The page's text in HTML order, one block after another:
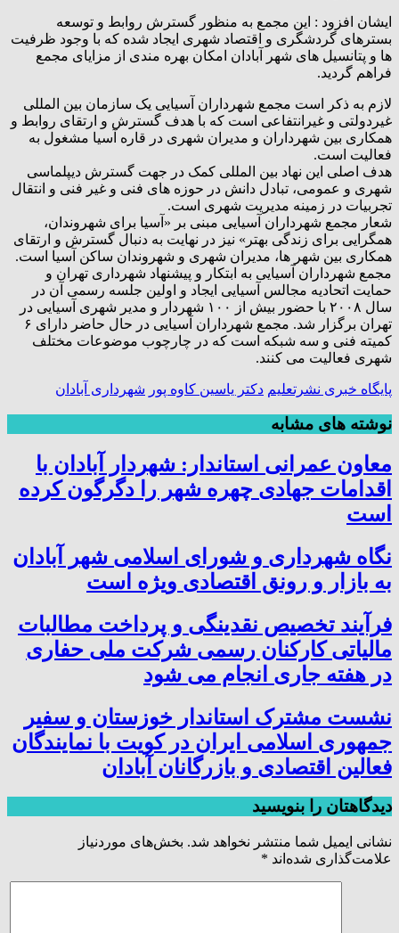
ایشان افزود : این مجمع به منظور گسترش روابط و‌ توسعه
بسترهای گردشگری و اقتصاد شهری ایجاد شده که با وجود ظرفیت
ها و پتانسیل های شهر آبادان امکان بهره مندی از مزایای مجمع
فراهم گردید.
لازم به ذکر است مجمع شهرداران آسیایی یک سازمان بین المللی
غیردولتی و غیرانتفاعی است که با هدف گسترش و ارتقای روابط و
همکاری بین شهرداران و مدیران شهری در قاره آسیا مشغول به
فعالیت است.
هدف اصلی این نهاد بین المللی کمک در جهت گسترش دیپلماسی
شهری و عمومی، تبادل دانش در حوزه های فنی و غیر فنی و انتقال
تجربیات در زمینه مدیریت شهری است.
شعار مجمع شهرداران آسیایی مبنی بر «آسیا برای شهروندان،
همگرایی برای زندگی بهتر» نیز در نهایت به دنبال گسترش و ارتقای
همکاری بین شهر ها، مدیران شهری و شهروندان ساکن آسیا است.
مجمع شهرداران آسیایی به ابتکار و پیشنهاد شهرداری تهران و
حمایت اتحادیه مجالس آسیایی ایجاد و اولین جلسه رسمی آن در
سال ۲۰۰۸ با حضور بیش از ۱۰۰ شهردار و مدیر شهری آسیایی در
تهران برگزار شد. مجمع شهرداران آسیایی در حال حاضر دارای ۶
کمیته فنی و سه شبکه است که در چارچوب موضوعات مختلف
شهری فعالیت می کنند.
پایگاه خبری نشرتعلیم دکتر یاسین کاوه پور شهرداری آبادان
نوشته های مشابه
معاون عمرانی استاندار: شهردار آبادان با
اقدامات جهادی چهره شهر را دگرگون کرده
است
نگاه شهرداری و شورای اسلامی شهر آبادان
به بازار و رونق اقتصادی ویژه است
فرآیند تخصیص نقدینگی و پرداخت مطالبات
مالیاتی کارکنان رسمی شرکت ملی حفاری
در هفته جاری انجام می شود
نشست مشترک استاندار خوزستان و سفیر
جمهوری اسلامی ایران در کویت با نمایندگان
فعالین اقتصادی و بازرگانان آبادان
دیدگاهتان را بنویسید
نشانی ایمیل شما منتشر نخواهد شد. بخش‌های موردنیاز
علامت‌گذاری شده‌اند *